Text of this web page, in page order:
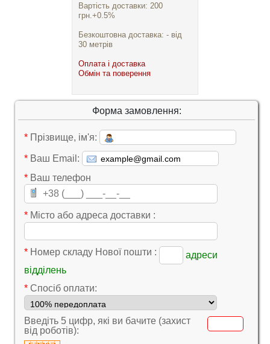
Вартість доставки: 200
грн.+0.5%
Безкоштовна доставка: - від
30 метрів
Оплата і доставка
Обмін та поверення
Форма замовлення:
* Прізвище, ім'я:
* Ваш Email:
* Ваш телефон
* Місто або адреса доставки :
* Номер складу Нової пошти :
адреси
відділень
* Cпосіб оплати:
Введіть 5 цифр, які ви бачите (захист
від роботів):